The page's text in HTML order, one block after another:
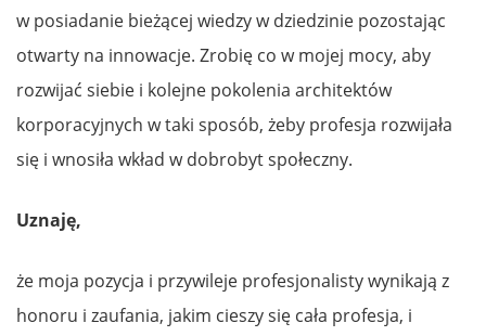
w posiadanie bieżącej wiedzy w dziedzinie pozostając
otwarty na innowacje. Zrobię co w mojej mocy, aby
rozwijać siebie i kolejne pokolenia architektów
korporacyjnych w taki sposób, żeby profesja rozwijała
się i wnosiła wkład w dobrobyt społeczny.
Uznaję,
że moja pozycja i przywileje profesjonalisty wynikają z
honoru i zaufania, jakim cieszy się cała profesja, i